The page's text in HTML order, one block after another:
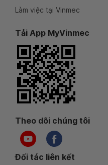
Làm việc tại Vinmec
Tải App MyVinmec
Theo dõi chúng tôi
Đối tác liên kết